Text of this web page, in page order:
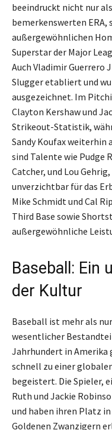
beeindruckt nicht nur
bemerkenswerten
außergewöhnlichen
Superstar der Major
Auch Vladimir Guerrero
Slugger etabliert und
ausgezeichnet. Im
Clayton Kershaw und
Strikeout-Statistik,
Sandy Koufax weiterhin
sind Talente wie Pudge
Catcher, und Lou
unverzichtbar für das
Mike Schmidt und Cal
Third Base sowie
außergewöhnliche
Baseball: Ein
der Kultur
Baseball ist mehr als
wesentlicher
Jahrhundert in Amerika
schnell zu einer
begeistert. Die Spieler,
Ruth und Jackie
und haben ihren Platz
Goldenen Zwanzigern